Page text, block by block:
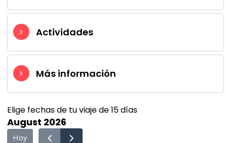
Actividades
Más información
Elige fechas de tu viaje de 15 días
August 2026
Hoy